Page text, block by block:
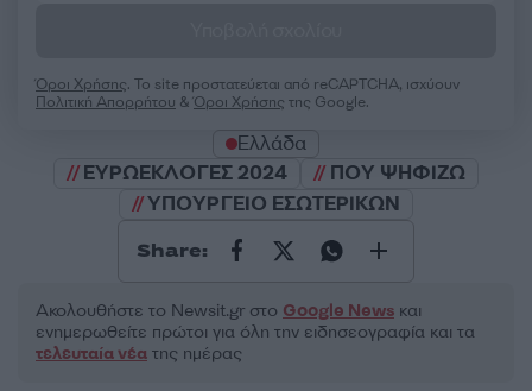
Όροι Χρήσης. Το site προστατεύεται από reCAPTCHA, ισχύουν
Πολιτική Απορρήτου &Όροι Χρήσης της Google.
Ελλάδα
ΕΥΡΩΕΚΛΟΓΕΣ 2024
ΠΟΥ ΨΗΦΙΖΩ
ΥΠΟΥΡΓΕΙΟ ΕΣΩΤΕΡΙΚΩΝ
Share:
Ακολουθήστε το Νewsit.gr στο Google News και
ενημερωθείτε πρώτοι για όλη την ειδησεογραφία και τα
τελευταία νέα της ημέρας